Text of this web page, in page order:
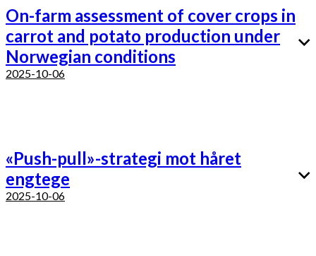
On-farm assessment of cover crops in
carrot and potato production under
Norwegian conditions
2025-10-06
«Push-pull»-strategi mot håret
engtege
2025-10-06